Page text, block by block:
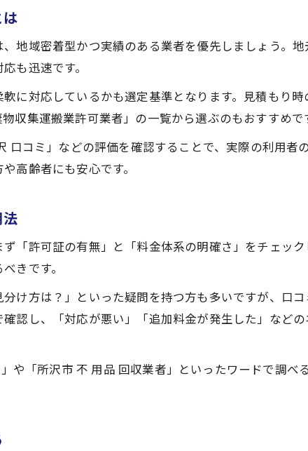
ソファや畳の回収はどう進めると安心できるか
不用品回収でソファ処分を安心して進める方法
畳や大型家具の不用品回収依頼時の注意点
不用品回収で大型品を安心して処分するコツ
業者比較でわかる不用品回収サービスの違い
許可の有無や対応力で見る不用品回収業者選び
口コミから学ぶ所沢市不用品回収の注意点と対策
高評価だけでなく悪い口コミも活かす業者選び
地域密着型かつ実績のある業者を優先しましょう。
も迅速です。
に対応しているかも選定基準となります。見積もり
収集運搬業許可業者」の一覧から選ぶのもおすすめで
口コミ」などの評価を確認することで、実際の利用者
高齢者にも安心です。
「許可証の有無」と「料金体系の明確さ」をチェッ
きです。
け方は？」といった疑問を持つ方も多いですが、口
認し、「対応が悪い」「追加料金が発生した」など
や「所沢市 不 用品 回収業者」といったワードで調べ